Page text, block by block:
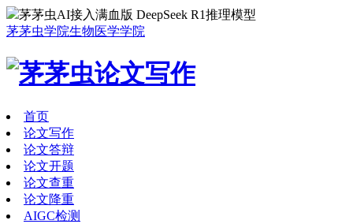
茅茅虫AI接入满血版 DeepSeek R1推理模型
茅茅虫学院生物医学学院
首页
论文写作
论文答辩
论文开题
论文查重
论文降重
AIGC检测